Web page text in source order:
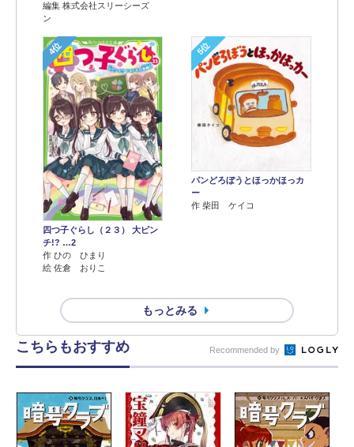
編集 株式会社スリーシーズ
ン
4位
四つ子ぐらし（２３） 大ピン
チ!? …2
作 ひの ひまり
絵 佐倉 おりこ
5位
パンどろぼうとほっかほっカ
ー
作 柴田 ケイコ
もっとみる
こちらもおすすめ Recommended by